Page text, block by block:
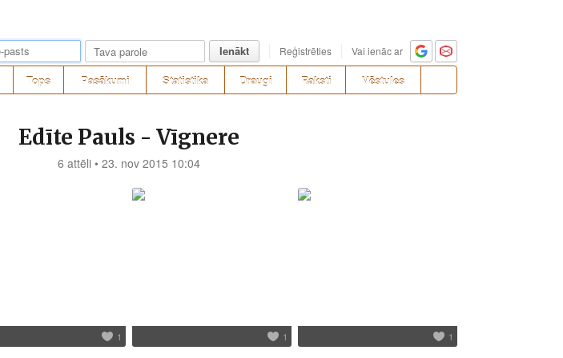
Ienākt Reģistrēties Vai ienāc ar
Tops Pasākumi Statistika Draugi Raksti Vēstules
Edīte Pauls - Vīgnere
6 attēli • 23. nov 2015 10:04
1 1 1